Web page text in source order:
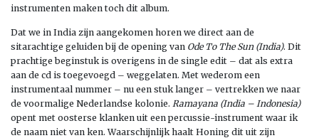
instrumenten maken toch dit album.
Dat we in India zijn aangekomen horen we direct aan de
sitarachtige geluiden bij de opening van Ode To The Sun (India). Dit
prachtige beginstuk is overigens in de single edit – dat als extra
aan de cd is toegevoegd – weggelaten. Met wederom een
instrumentaal nummer – nu een stuk langer – vertrekken we naar
de voormalige Nederlandse kolonie. Ramayana (India – Indonesia)
opent met oosterse klanken uit een percussie-instrument waar ik
de naam niet van ken. Waarschijnlijk haalt Honing dit uit zijn